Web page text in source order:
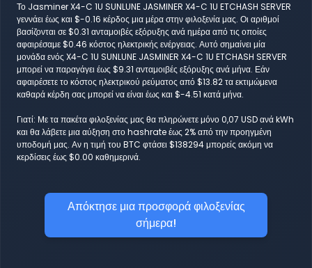
Το Jasminer X4-C 1U SUNLUNE JASMINER X4-C 1U ETCHASH SERVER
γεννάει έως και $-0.16 κέρδος μια μέρα στην φιλοξενία μας. Οι αριθμοί
βασίζονται σε $0.31 ανταμοιβές εξόρυξης ανά ημέρα από τις οποίες
αφαιρέσαμε $0.46 κόστος ηλεκτρικής ενέργειας. Αυτό σημαίνει μία
μονάδα ενός X4-C 1U SUNLUNE JASMINER X4-C 1U ETCHASH SERVER
μπορεί να παραγάγει έως $9.31 ανταμοιβές εξόρυξης ανά μήνα. Εάν
αφαιρέσετε το κόστος ηλεκτρικού ρεύματος από $13.82 τα εκτιμώμενα
καθαρά κέρδη σας μπορεί να είναι έως και $-4.51 κατά μήνα.
Γιατί: Με τα πακέτα φιλοξενίας μας θα πληρώνετε μόνο 0,07 USD ανά kWh
και θα λάβετε μια αύξηση στο hashrate έως 2% από την προηγμένη
υποδομή μας. Αν η τιμή του BTC φτάσει $138294 μπορείς ακόμη να
κερδίσεις έως $0.00 καθημερινά.
Απόκτησε μια προσφορά φιλοξενίας
σήμερα!